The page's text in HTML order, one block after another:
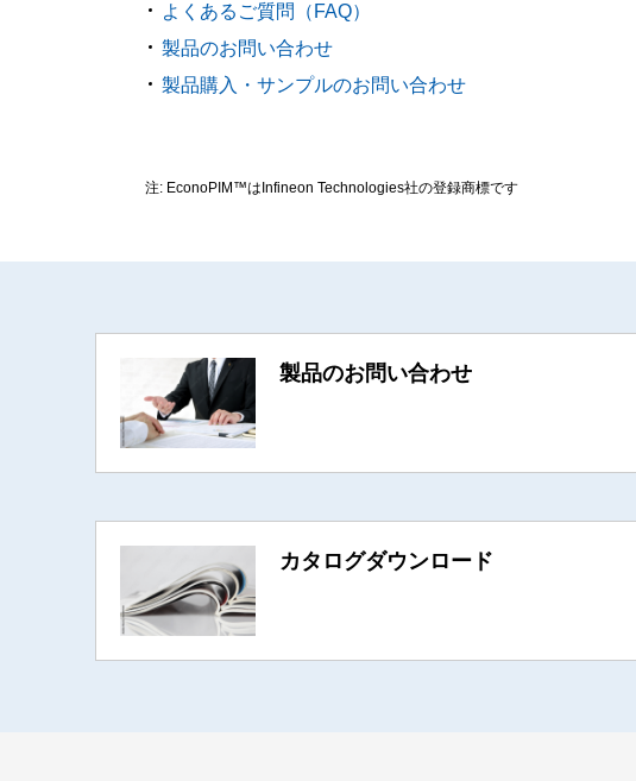
よくあるご質問（FAQ）
製品のお問い合わせ
製品購入・サンプルのお問い合わせ
注: EconoPIM™はInfineon Technologies社の登録商標です
製品のお問い合わせ
カタログダウンロード